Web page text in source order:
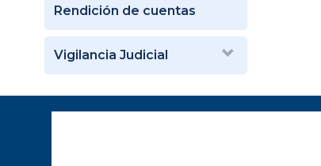
Rendición de cuentas
Vigilancia Judicial